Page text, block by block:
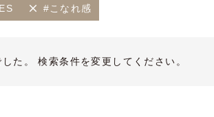
#こなれ感
た。 検索条件を変更してください。